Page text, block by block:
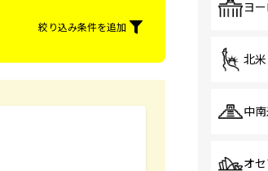
絞り込み条件を追加
ヨ
北米
中
オ